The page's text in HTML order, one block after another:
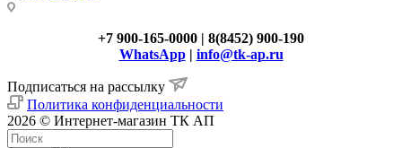
+7 900-165-0000 | 8(8452) 900-190
WhatsApp| info@tk-ap.ru
Подписаться на рассылку
Политика конфиденциальности
2026 © Интернет-магазин ТК АП